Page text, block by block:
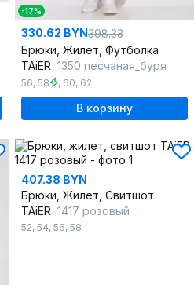
-17%
330.62 BYN398.33
Брюки, Жилет, Футболка
TAiER 1350 песчаная_буря
56, 58 , 60, 62
В корзину
407.38 BYN
Брюки, Жилет, Свитшот
TAiER 1417 розовый
52, 54, 56, 58